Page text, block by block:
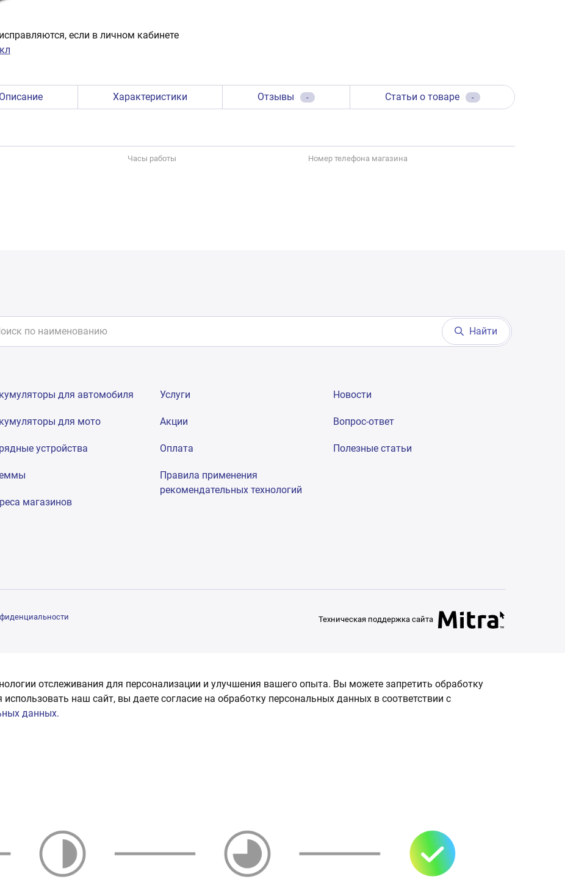
если в личном кабинете
Описание Характеристики Отзывы - Статьи о товаре -
Часы работы Номер телефона магазина
Найти
для автомобиля
для мото
устройства
магазинов
Услуги
Акции
Оплата
Правила применения
рекомендательных технологий
Новости
Вопрос-ответ
Полезные статьи
Техническая поддержка сайта
отслеживания для персонализации и улучшения вашего опыта. Вы можете запретить обработку
наш сайт, вы даете согласие на обработку персональных данных в соответствии с
данных.